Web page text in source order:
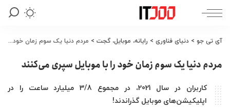
آی تی جو > دنیای فناوری > رایانه، موبایل، گجت > مردم دنیا یک سوم زمان خود را با موبایل سپری می‌کنند
مردم دنیا یک سوم زمان خود را با موبایل سپری می‌کنند
کاربران در سال 2021، در مجموع 3/8 میلیارد ساعت را در
اپلیکیشن‌های موبایل گذراندند!